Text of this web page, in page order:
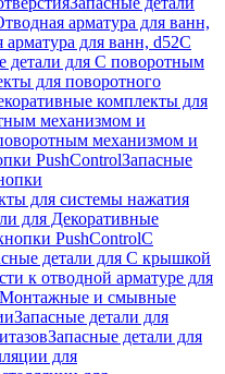
арматура для ванн,
для ванн, d52С
детали для С поворотным
для поворотного
комплекты для
механизмом и
механизмом и
PushControlЗапасные
для системы нажатия
для Декоративные
PushControlС
детали для С крышкой
к отводной арматуре для
Монтажные и смывные
Запасные детали для
Запасные детали для
для